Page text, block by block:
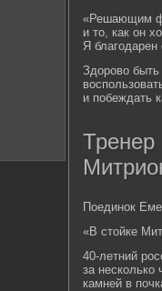
«Решающим
и то, как он
Я
Здорово быть
и побеждать
Тренер
Поединок
«В стойке
40-летний
за несколько
камней в